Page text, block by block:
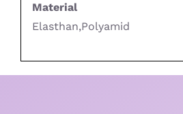
Material
Elasthan,Polyamid